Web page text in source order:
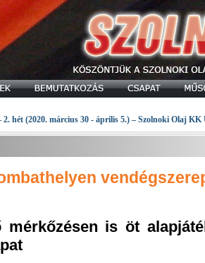
2. hét (2020. március 30 - április 5.) – Szolnoki Olaj KK
mérkőzésen is öt